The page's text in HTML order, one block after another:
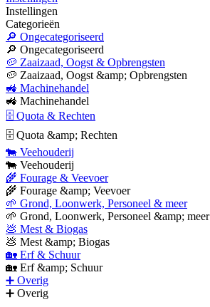
Instellingen
Categorieën
🔎 Ongecategoriseerd
🔎 Ongecategoriseerd
🥔 Zaaizaad, Oogst & Opbrengsten
🥔 Zaaizaad, Oogst &amp; Opbrengsten
🚜 Machinehandel
🚜 Machinehandel
🗄 Quota & Rechten
🗄 Quota &amp; Rechten
🐄 Veehouderij
🐄 Veehouderij
🌾 Fourage & Veevoer
🌾 Fourage &amp; Veevoer
🌱 Grond, Loonwerk, Personeel & meer
🌱 Grond, Loonwerk, Personeel &amp; meer
💩 Mest & Biogas
💩 Mest &amp; Biogas
🏡 Erf & Schuur
🏡 Erf &amp; Schuur
➕ Overig
➕ Overig